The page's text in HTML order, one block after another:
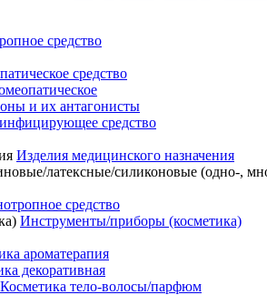
средство
средство
и их антагонисты
средство
Изделия медицинского назначения
средство
Инструменты/приборы (косметика)
ароматерапия
декоративная
Косметика тело-волосы/парфюм